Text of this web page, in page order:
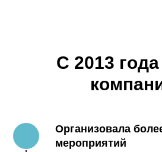
C 2013
Организовала
мероприятий